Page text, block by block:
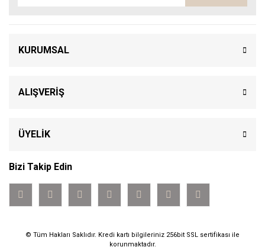
KURUMSAL
ALIŞVERİŞ
ÜYELİK
Bizi Takip Edin
© Tüm Hakları Saklıdır. Kredi kartı bilgileriniz 256bit SSL sertifikası ile
korunmaktadır.